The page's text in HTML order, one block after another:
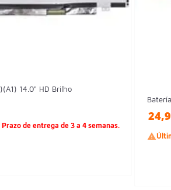
14.0" HD Brilho
de entrega de 3 a 4 semanas.
